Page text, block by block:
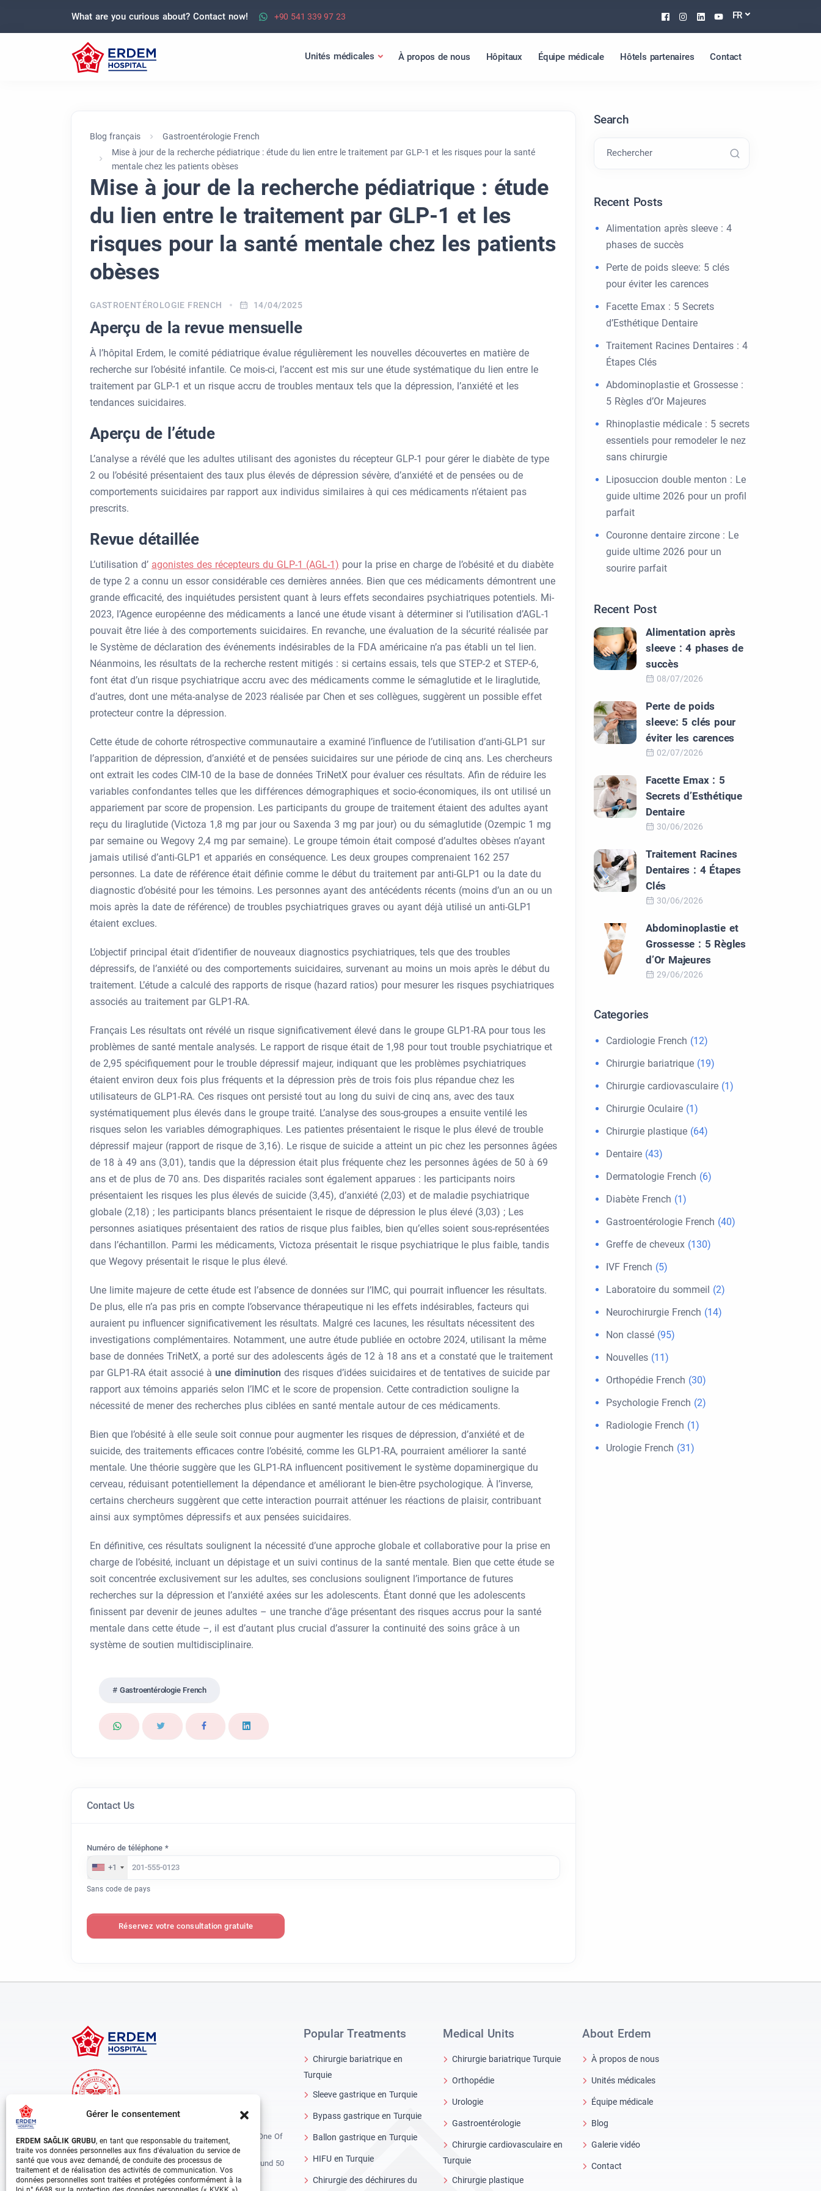
Gérer le consentement
ERDEM SAĞLIK GRUBU, en tant que responsable du traitement,
traite vos données personnelles aux fins d'évaluation du service de
santé que vous avez demandé, de conduite des processus de
traitement et de réalisation des activités de communication. Vos
données personnelles sont traitées et protégées conformément à la
What are you curious about? Contact now! +90 541 339 97 23 Facebook
Instagram
Linkedin
Youtube
FR
Unités médicales À propos de nous Hôpitaux Équipe médicale Hôtels partenaires Contact
Blog français
Gastroentérologie French
Mise à jour de la recherche pédiatrique : étude du lien entre le traitement par GLP-1 et les risques pour la santé
mentale chez les patients obèses
Mise à jour de la recherche pédiatrique : étude
du lien entre le traitement par GLP-1 et les
risques pour la santé mentale chez les patients
obèses
GASTROENTÉROLOGIE FRENCH 14/04/2025
Aperçu de la revue mensuelle
À l’hôpital Erdem, le comité pédiatrique évalue régulièrement les nouvelles découvertes en matière de
recherche sur l’obésité infantile. Ce mois-ci, l’accent est mis sur une étude systématique du lien entre le
traitement par GLP-1 et un risque accru de troubles mentaux tels que la dépression, l’anxiété et les
tendances suicidaires.
Aperçu de l’étude
L’analyse a révélé que les adultes utilisant des agonistes du récepteur GLP-1 pour gérer le diabète de type
2 ou l’obésité présentaient des taux plus élevés de dépression sévère, d’anxiété et de pensées ou de
comportements suicidaires par rapport aux individus similaires à qui ces médicaments n’étaient pas
prescrits.
Revue détaillée
L’utilisation d’ agonistes des récepteurs du GLP-1 (AGL-1) pour la prise en charge de l’obésité et du diabète
de type 2 a connu un essor considérable ces dernières années. Bien que ces médicaments démontrent une
grande efficacité, des inquiétudes persistent quant à leurs effets secondaires psychiatriques potentiels. Mi-
2023, l’Agence européenne des médicaments a lancé une étude visant à déterminer si l’utilisation d’AGL-1
pouvait être liée à des comportements suicidaires. En revanche, une évaluation de la sécurité réalisée par
le Système de déclaration des événements indésirables de la FDA américaine n’a pas établi un tel lien.
Néanmoins, les résultats de la recherche restent mitigés : si certains essais, tels que STEP-2 et STEP-6,
font état d’un risque psychiatrique accru avec des médicaments comme le sémaglutide et le liraglutide,
d’autres, dont une méta-analyse de 2023 réalisée par Chen et ses collègues, suggèrent un possible effet
protecteur contre la dépression.
Cette étude de cohorte rétrospective communautaire a examiné l’influence de l’utilisation d’anti-GLP1 sur
l’apparition de dépression, d’anxiété et de pensées suicidaires sur une période de cinq ans. Les chercheurs
ont extrait les codes CIM-10 de la base de données TriNetX pour évaluer ces résultats. Afin de réduire les
variables confondantes telles que les différences démographiques et socio-économiques, ils ont utilisé un
appariement par score de propension. Les participants du groupe de traitement étaient des adultes ayant
reçu du liraglutide (Victoza 1,8 mg par jour ou Saxenda 3 mg par jour) ou du sémaglutide (Ozempic 1 mg
par semaine ou Wegovy 2,4 mg par semaine). Le groupe témoin était composé d’adultes obèses n’ayant
jamais utilisé d’anti-GLP1 et appariés en conséquence. Les deux groupes comprenaient 162 257
personnes. La date de référence était définie comme le début du traitement par anti-GLP1 ou la date du
diagnostic d’obésité pour les témoins. Les personnes ayant des antécédents récents (moins d’un an ou un
mois après la date de référence) de troubles psychiatriques graves ou ayant déjà utilisé un anti-GLP1
étaient exclues.
L’objectif principal était d’identifier de nouveaux diagnostics psychiatriques, tels que des troubles
dépressifs, de l’anxiété ou des comportements suicidaires, survenant au moins un mois après le début du
traitement. L’étude a calculé des rapports de risque (hazard ratios) pour mesurer les risques psychiatriques
associés au traitement par GLP1-RA.
Français Les résultats ont révélé un risque significativement élevé dans le groupe GLP1-RA pour tous les
problèmes de santé mentale analysés. Le rapport de risque était de 1,98 pour tout trouble psychiatrique et
de 2,95 spécifiquement pour le trouble dépressif majeur, indiquant que les problèmes psychiatriques
étaient environ deux fois plus fréquents et la dépression près de trois fois plus répandue chez les
utilisateurs de GLP1-RA. Ces risques ont persisté tout au long du suivi de cinq ans, avec des taux
systématiquement plus élevés dans le groupe traité. L’analyse des sous-groupes a ensuite ventilé les
risques selon les variables démographiques. Les patientes présentaient le risque le plus élevé de trouble
dépressif majeur (rapport de risque de 3,16). Le risque de suicide a atteint un pic chez les personnes âgées
de 18 à 49 ans (3,01), tandis que la dépression était plus fréquente chez les personnes âgées de 50 à 69
ans et de plus de 70 ans. Des disparités raciales sont également apparues : les participants noirs
présentaient les risques les plus élevés de suicide (3,45), d’anxiété (2,03) et de maladie psychiatrique
globale (2,18) ; les participants blancs présentaient le risque de dépression le plus élevé (3,03) ; Les
personnes asiatiques présentaient des ratios de risque plus faibles, bien qu’elles soient sous-représentées
dans l’échantillon. Parmi les médicaments, Victoza présentait le risque psychiatrique le plus faible, tandis
que Wegovy présentait le risque le plus élevé.
Une limite majeure de cette étude est l’absence de données sur l’IMC, qui pourrait influencer les résultats.
De plus, elle n’a pas pris en compte l’observance thérapeutique ni les effets indésirables, facteurs qui
auraient pu influencer significativement les résultats. Malgré ces lacunes, les résultats nécessitent des
investigations complémentaires. Notamment, une autre étude publiée en octobre 2024, utilisant la même
base de données TriNetX, a porté sur des adolescents âgés de 12 à 18 ans et a constaté que le traitement
par GLP1-RA était associé à une diminution des risques d’idées suicidaires et de tentatives de suicide par
rapport aux témoins appariés selon l’IMC et le score de propension. Cette contradiction souligne la
nécessité de mener des recherches plus ciblées en santé mentale autour de ces médicaments.
Bien que l’obésité à elle seule soit connue pour augmenter les risques de dépression, d’anxiété et de
suicide, des traitements efficaces contre l’obésité, comme les GLP1-RA, pourraient améliorer la santé
mentale. Une théorie suggère que les GLP1-RA influencent positivement le système dopaminergique du
cerveau, réduisant potentiellement la dépendance et améliorant le bien-être psychologique. À l’inverse,
certains chercheurs suggèrent que cette interaction pourrait atténuer les réactions de plaisir, contribuant
ainsi aux symptômes dépressifs et aux pensées suicidaires.
En définitive, ces résultats soulignent la nécessité d’une approche globale et collaborative pour la prise en
charge de l’obésité, incluant un dépistage et un suivi continus de la santé mentale. Bien que cette étude se
soit concentrée exclusivement sur les adultes, ses conclusions soulignent l’importance de futures
recherches sur la dépression et l’anxiété axées sur les adolescents. Étant donné que les adolescents
finissent par devenir de jeunes adultes – une tranche d’âge présentant des risques accrus pour la santé
mentale dans cette étude –, il est d’autant plus crucial d’assurer la continuité des soins grâce à un
système de soutien multidisciplinaire.
Gastroentérologie French
Contact Us
Numéro de téléphone *
+1
Sans code de pays
Réservez votre consultation gratuite
Search
Rechercher
Recent Posts
Alimentation après sleeve : 4
phases de succès
Perte de poids sleeve: 5 clés
pour éviter les carences
Facette Emax : 5 Secrets
d’Esthétique Dentaire
Traitement Racines Dentaires : 4
Étapes Clés
Abdominoplastie et Grossesse :
5 Règles d’Or Majeures
Rhinoplastie médicale : 5 secrets
essentiels pour remodeler le nez
sans chirurgie
Liposuccion double menton : Le
guide ultime 2026 pour un profil
parfait
Couronne dentaire zircone : Le
guide ultime 2026 pour un
sourire parfait
Recent Post
Alimentation après
sleeve : 4 phases de
succès
08/07/2026
Perte de poids
sleeve: 5 clés pour
éviter les carences
02/07/2026
Facette Emax : 5
Secrets d’Esthétique
Dentaire
30/06/2026
Traitement Racines
Dentaires : 4 Étapes
Clés
30/06/2026
Abdominoplastie et
Grossesse : 5 Règles
d’Or Majeures
29/06/2026
Categories
Cardiologie French (12)
Chirurgie bariatrique (19)
Chirurgie cardiovasculaire (1)
Chirurgie Oculaire (1)
Chirurgie plastique (64)
Dentaire (43)
Dermatologie French (6)
Diabète French (1)
Gastroentérologie French (40)
Greffe de cheveux (130)
IVF French (5)
Laboratoire du sommeil (2)
Neurochirurgie French (14)
Non classé (95)
Nouvelles (11)
Orthopédie French (30)
Psychologie French (2)
Radiologie French (1)
Urologie French (31)
Erdem Healthcare Group Established In 1988, And Is One Of
The Biggest Hospital Groups In Istanbul And Turkey.
Situated In 3 Different Locations In Istanbul, With Around 50
Departments And Over 1000 Well Trained Medical
Popular Treatments
Chirurgie bariatrique en
Turquie
Sleeve gastrique en Turquie
Bypass gastrique en Turquie
Ballon gastrique en Turquie
HIFU en Turquie
Chirurgie des déchirures du
Medical Units
Chirurgie bariatrique Turquie
Orthopédie
Urologie
Gastroentérologie
Chirurgie cardiovasculaire en
Turquie
Chirurgie plastique
About Erdem
À propos de nous
Unités médicales
Équipe médicale
Blog
Galerie vidéo
Contact